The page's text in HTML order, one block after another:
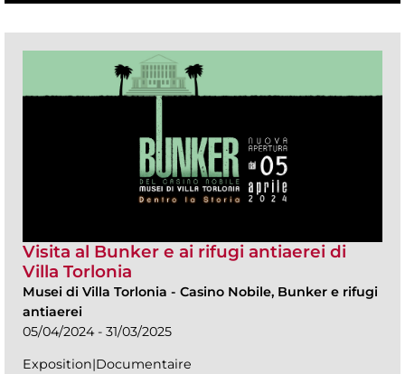
Visita al Bunker e ai rifugi antiaerei di
Villa Torlonia
Musei di Villa Torlonia - Casino Nobile, Bunker e rifugi
antiaerei
05/04/2024 - 31/03/2025
Exposition|Documentaire